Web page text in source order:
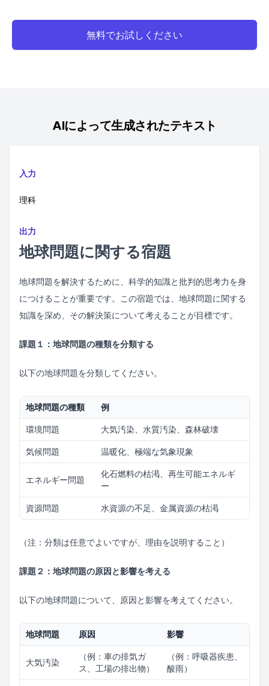
無料でお試しください
AIによって生成されたテキスト
入力
理科
出力
地球問題に関する宿題
地球問題を解決するために、科学的知識と批判的思考力を身
につけることが重要です。この宿題では、地球問題に関する
知識を深め、その解決策について考えることが目標です。
課題１：地球問題の種類を分類する
以下の地球問題を分類してください。
地球問題の種類 例
環境問題 大気汚染、水質汚染、森林破壊
気候問題 温暖化、極端な気象現象
エネルギー問題
化石燃料の枯渇、再生可能エネルギ
ー
資源問題 水資源の不足、金属資源の枯渇
（注：分類は任意でよいですが、理由を説明すること）
課題２：地球問題の原因と影響を考える
以下の地球問題について、原因と影響を考えてください。
地球問題 原因 影響
大気汚染
（例：車の排気ガ
ス、工場の排出物）
（例：呼吸器疾患、
酸雨）